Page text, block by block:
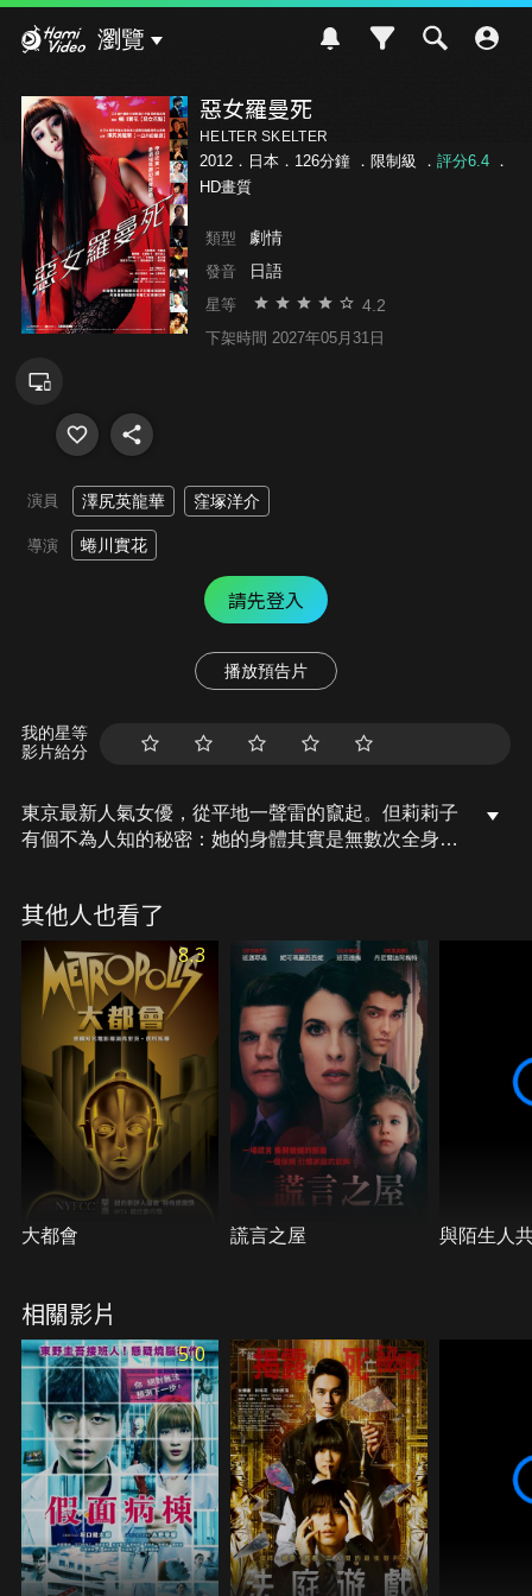
瀏覽
惡女羅曼死
HELTER SKELTER
2012．日本．126分鐘 ． 限制級 ． 評分6.4．
HD畫質
類型 劇情
發音 日語
星等 4.2
下架時間 2027年05月31日
演員 澤尻英龍華 窪塚洋介
導演 蜷川實花
請先登入
播放預告片
我的星等
影片給分
東京最新人氣女優，從平地一聲雷的竄起。但莉莉子
有個不為人知的秘密：她的身體其實是無數次全身整
有個偵探開始接近莉莉子，想要查明事件背後真相。
同時間，過度手術的後遺症，讓她的身體開始崩
壞......
其他人也看了
8.3
大都會 謊言之屋 與陌生人
相關影片
5.0